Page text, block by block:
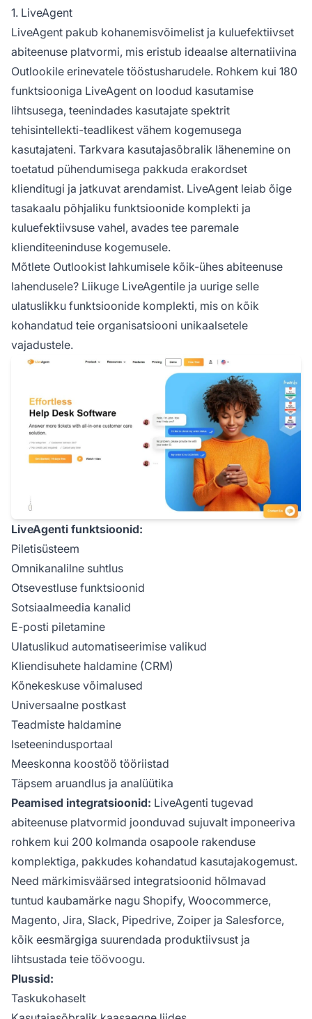
1. LiveAgent
LiveAgent pakub kohanemisvõimelist ja kuluefektiivset
abiteenuse platvormi, mis eristub ideaalse alternatiivina
Outlookile erinevatele tööstusharudele. Rohkem kui 180
funktsiooniga LiveAgent on loodud kasutamise
lihtsusega, teenindades kasutajate spektrit
tehisintellekti-teadlikest vähem kogemusega
kasutajateni. Tarkvara kasutajasõbralik lähenemine on
toetatud pühendumisega pakkuda erakordset
klienditugi ja jatkuvat arendamist. LiveAgent leiab õige
tasakaalu põhjaliku funktsioonide komplekti ja
kuluefektiivsuse vahel, avades tee paremale
klienditeeninduse kogemusele.
Mõtlete Outlookist lahkumisele kõik-ühes abiteenuse
lahendusele? Liikuge LiveAgentile ja uurige selle
ulatuslikku funktsioonide komplekti, mis on kõik
kohandatud teie organisatsiooni unikaalsetele
vajadustele.
LiveAgenti funktsioonid:
Piletisüsteem
Omnikanalilne suhtlus
Otsevestluse funktsioonid
Sotsiaalmeedia kanalid
E-posti piletamine
Ulatuslikud automatiseerimise valikud
Kliendisuhete haldamine (CRM)
Kõnekeskuse võimalused
Universaalne postkast
Teadmiste haldamine
Iseteenindusportaal
Meeskonna koostöö tööriistad
Täpsem aruandlus ja analüütika
Peamised integratsioonid: LiveAgenti tugevad
abiteenuse platvormid joonduvad sujuvalt imponeeriva
rohkem kui 200 kolmanda osapoole rakenduse
komplektiga, pakkudes kohandatud kasutajakogemust.
Need märkimisväärsed integratsioonid hõlmavad
tuntud kaubamärke nagu Shopify, Woocommerce,
Magento, Jira, Slack, Pipedrive, Zoiper ja Salesforce,
kõik eesmärgiga suurendada produktiivsust ja
lihtsustada teie töövoogu.
Plussid:
Taskukohaselt